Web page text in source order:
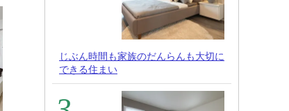
じぶん時間も家族のだんらんも大切に
できる住まい